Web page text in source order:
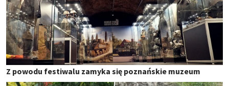
Z powodu festiwalu zamyka się poznańskie muzeum